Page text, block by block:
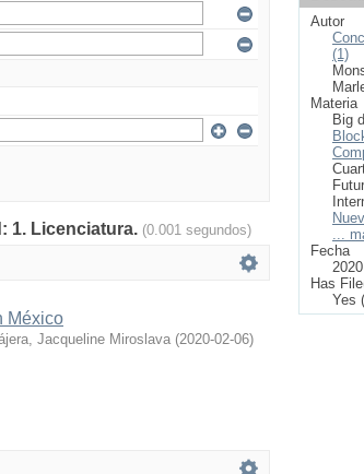
1. Licenciatura. (0.001 segundos)
México
Jacqueline Miroslava (2020-02-06)
Autor
(1)
Materia
Big
...
Fecha
Has
Yes